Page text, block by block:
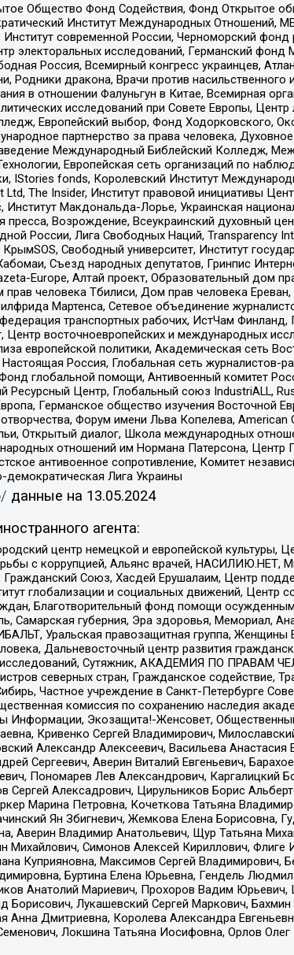
Общество Фонд Содействия, Фонд Открытое
Институт Международных Отношений,
современной России, Черноморский фонд
электоральных исследований, Германский фонд
Россия, Всемирный конгресс украинцев,
дракона, Врачи против насильственного
в отношении Фалуньгун в Китае, Всемирная
исследований при Совете Европы,
Европейский выбор, Фонд Ходорковского,
партнерство за права человека, Духовное
Международный Библейский Колледж,
Европейская сеть организаций по
IStories fonds, Королевский Институт
The Insider, Институт правовой инициативы
Институт Макдональда-Лорье, Украинская
Возрождение, Всеукраинский духовный
России, Лига Свободных Наций, Transparеncy
Свободный университет, Институт
Съезд народных депутатов, Гринпис
Europe, Алтай проект, Образовательный дом
человека Тбилиси, Дом прав человека
Мартенса, Сетевое объединение
транспортных рабочих, ИстЧам
Центр восточноевропейских и международных
европейской политики, Академическая сеть
Россия, Глобальная сеть журналистов-
глобальной помощи, Антивоенный комитет
Центр, Глобальный союз IndustriALL,
Германское общество изучения Восточной
Форум имени Льва Копелева, American
Открытый диалог, Школа международных
отношений им Нормана Патерсона,
антивоенное сопротивление, Комитет
Лига Украины
данные на 13.05.2024
агента:
центр немецкой и европейской культуры,
с коррупцией, Альянс врачей, НАСИЛИЮ.НЕТ,
Союз, Хасдей Ерушалаим, Центр
глобализации и социальных движений, Центр
Благотворительный фонд помощи
Самарская губерния, Эра здоровья, Мемориал,
Уральская правозащитная группа, Женщины
Дальневосточный центр развития
Сутяжник, АКАДЕМИЯ ПО ПРАВАМ
северных стран, Гражданское содействие,
Частное учреждение в Санкт-Петербурге
комиссия по сохранению наследия
Информации, Экозащита!-Женсовет,
Кривенко Сергей Владимирович,
Александр Алексеевич, Васильева Анастасия
Сергеевич, Аверин Виталий Евгеньевич,
Пономарев Лев Александрович, Каргалицкий
Алексадрович, Цирульников Борис
Марина Петровна, Кочеткова Татьяна
Ян Збигневич, Жемкова Елена Борисовна,
Аверин Владимир Анатольевич, Щур Татьяна
Симонов Алексей Кириллович, Флиге
Куприяновна, Максимов Сергей Владимирович,
Буртина Елена Юрьевна, Гендель
Анатолий Мариевич, Прохоров Вадим
Борисович, Лукашевский Сергей Маркович,
Анна Дмитриевна, Королева Александра
Локшина Татьяна Иосифовна, Орлов